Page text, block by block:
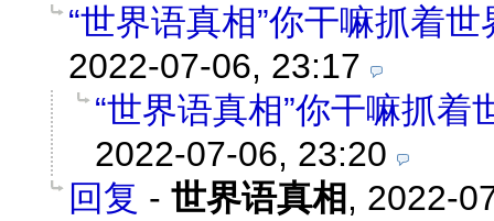
“世界语真相”你干嘛抓着
2022-07-06, 23:17
“世界语真相”你干嘛抓着
2022-07-06, 23:20
回复 - 世界语真相 , 2022-